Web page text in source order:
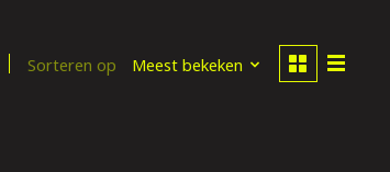
Sorteren op Meest bekeken